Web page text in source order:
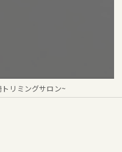
リミングサロン~